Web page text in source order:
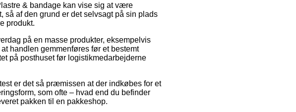
& bandage kan vise sig at være
af den grund er det selvsagt på sin plads
produkt.
på en masse produkter, eksempelvis
handlen gemmenføres før et bestemt
på posthuset før logistikmedarbejderne
er det så præmissen at der indkøbes for et
som ofte – hvad end du befinder
pakken til en pakkeshop.